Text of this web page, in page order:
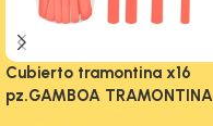
Cubierto tramontina x16
pz.GAMBOA TRAMONTINA